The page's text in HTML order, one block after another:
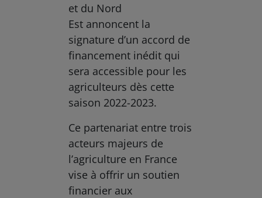
et du Nord
Est annoncent la
signature d’un accord de
financement inédit qui
sera accessible pour les
agriculteurs dès cette
saison 2022-2023.
Ce partenariat entre trois
acteurs majeurs de
l’agriculture en France
vise à offrir un soutien
financier aux